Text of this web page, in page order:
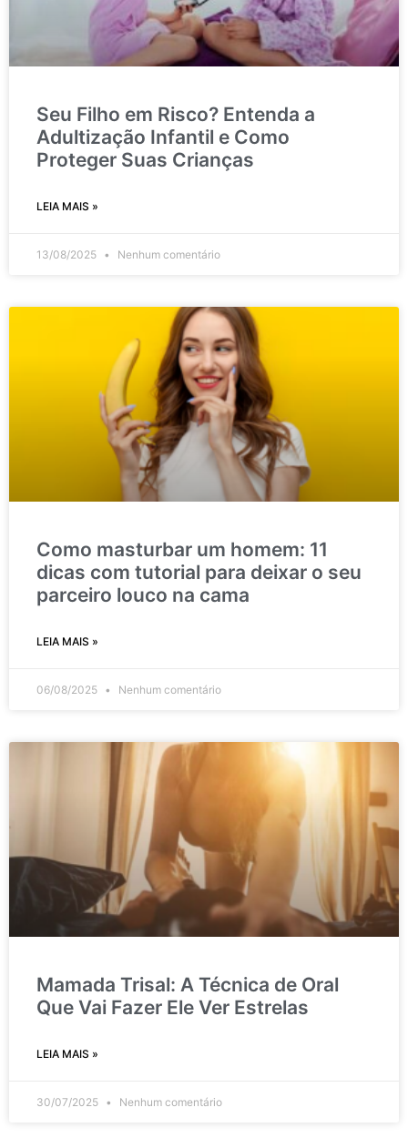
Seu Filho em Risco? Entenda a
Adultização Infantil e Como
Proteger Suas Crianças
LEIA MAIS »
13/08/2025 Nenhum comentário
Como masturbar um homem: 11
dicas com tutorial para deixar o seu
parceiro louco na cama
LEIA MAIS »
06/08/2025 Nenhum comentário
Mamada Trisal: A Técnica de Oral
Que Vai Fazer Ele Ver Estrelas
LEIA MAIS »
30/07/2025 Nenhum comentário